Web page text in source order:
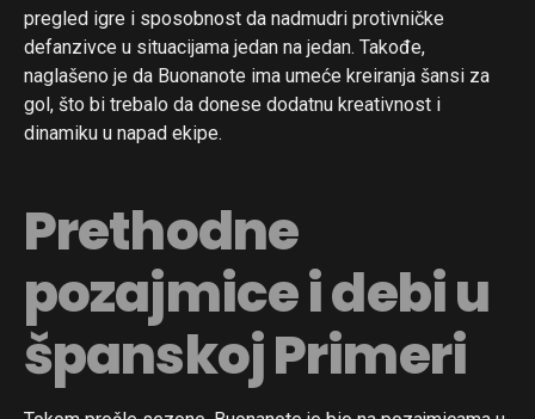
pregled igre i sposobnost da nadmudri protivničke
defanzivce u situacijama jedan na jedan. Takođe,
naglašeno je da Buonanote ima umeće kreiranja šansi za
gol, što bi trebalo da donese dodatnu kreativnost i
dinamiku u napad ekipe.
Prethodne
pozajmice i debi u
španskoj Primeri